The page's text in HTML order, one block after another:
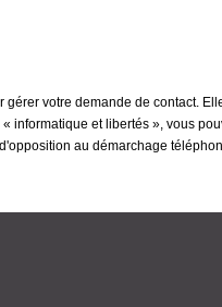
votre demande de contact.
et libertés », vous
au démarchage